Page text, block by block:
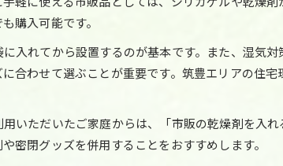
購入可能です。
入れてから設置するのが基本です。また、湿気
合わせて選ぶことが重要です。筑豊エリアの住
いただいたご家庭からは、「市販の乾燥剤を入
密閉グッズを併用することをおすすめします。